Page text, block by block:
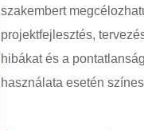
szakembert
projektfejlesztés,
hibákat és a
használata esetén